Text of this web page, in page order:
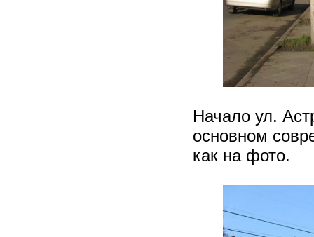
Начало ул.
основном
как на фото.